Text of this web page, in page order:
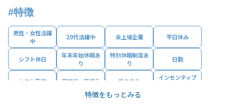
#特徴
男性・女性活躍
中
20代活躍中 未上場企業 平日休み
シフト休日
年末年始休暇あ
り
特別休暇制度あ
り
日勤
シフト勤務 高時給・高収入 賞与あり
インセンティブ
資格取得支援あ
特徴をもっとみる